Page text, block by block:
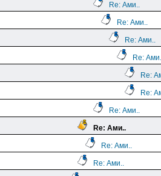
Re: Ами..
Re: Ами..
Re: Ами..
Re:
Re:
Re:
Re: Ами..
Re: Ами..
Re: Ами..
Re: Ами..